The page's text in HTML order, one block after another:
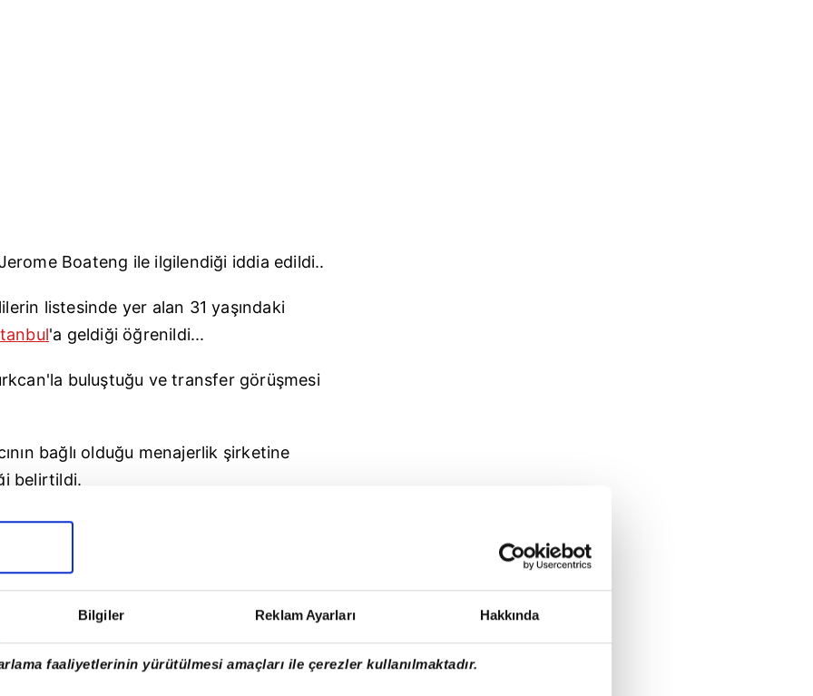
Bilgiler Reklam Ayarları Hakkında
faaliyetlerinin yürütülmesi amaçları ile çerezler kullanılmaktadır.
Boateng ile ilgilendiği iddia edildi..
listesinde yer alan 31 yaşındaki
'a geldiği öğrenildi...
buluştuğu ve transfer görüşmesi
bağlı olduğu menajerlik şirketine
belirtildi.
Münihile sözleşmesi 2021'de bitecek olan
sadece 6 lig maçında oynadı.
seçilen Gana asıllı futbolcu, Bayern
Ligi zaferi yaşarken,